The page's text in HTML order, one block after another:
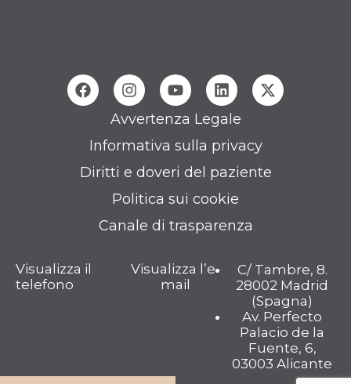
Avvertenza Legale
Informativa sulla privacy
Diritti e doveri del paziente
Politica sui cookie
Canale di trasparenza
Visualizza il
telefono
Visualizza l’e-
mail
C/ Tambre, 8.
28002 Madrid
(Spagna)
Av. Perfecto
Palacio de la
Fuente, 6,
03003 Alicante